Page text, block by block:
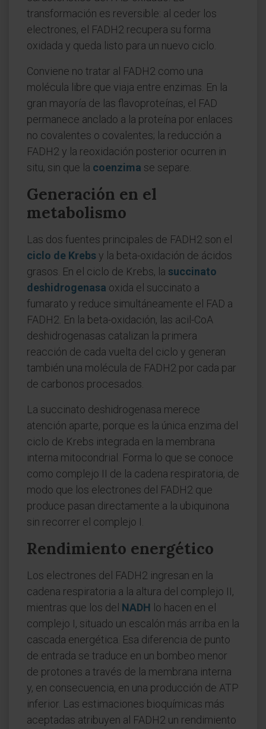
transformación es reversible: al ceder los
electrones, el FADH2 recupera su forma
oxidada y queda listo para un nuevo ciclo.
Conviene no tratar al FADH2 como una
molécula libre que viaja entre enzimas. En la
gran mayoría de las flavoproteínas, el FAD
permanece anclado a la proteína por enlaces
no covalentes o covalentes; la reducción a
FADH2 y la reoxidación posterior ocurren in
situ, sin que la coenzima se separe.
Generación en el
metabolismo
Las dos fuentes principales de FADH2 son el
ciclo de Krebsy la beta-oxidación de ácidos
grasos. En el ciclo de Krebs, la succinato
deshidrogenasa oxida el succinato a
fumarato y reduce simultáneamente el FAD a
FADH2. En la beta-oxidación, las acil-CoA
deshidrogenasas catalizan la primera
reacción de cada vuelta del ciclo y generan
también una molécula de FADH2 por cada par
de carbonos procesados.
La succinato deshidrogenasa merece
atención aparte, porque es la única enzima del
ciclo de Krebs integrada en la membrana
interna mitocondrial. Forma lo que se conoce
como complejo II de la cadena respiratoria, de
modo que los electrones del FADH2 que
produce pasan directamente a la ubiquinona
sin recorrer el complejo I.
Rendimiento energético
Los electrones del FADH2 ingresan en la
cadena respiratoria a la altura del complejo II,
mientras que los del NADH lo hacen en el
complejo I, situado un escalón más arriba en la
cascada energética. Esa diferencia de punto
de entrada se traduce en un bombeo menor
de protones a través de la membrana interna
y, en consecuencia, en una producción de ATP
inferior. Las estimaciones bioquímicas más
aceptadas atribuyen al FADH2 un rendimiento